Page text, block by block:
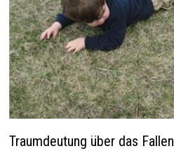
Traumdeutung über das Fallen